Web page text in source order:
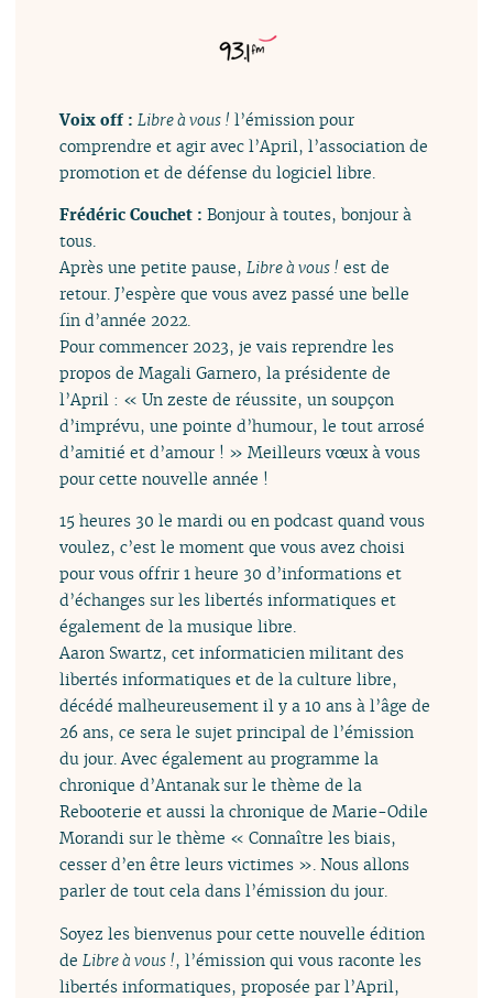
Voix off : Libre à vous ! l’émission pour
comprendre et agir avec l’April, l’association de
promotion et de défense du logiciel libre.
Frédéric Couchet :Bonjour à toutes, bonjour à
tous.
Après une petite pause,Libre à vous ! est de
retour. J’espère que vous avez passé une belle
fin d’année 2022.
Pour commencer 2023, je vais reprendre les
propos de Magali Garnero, la présidente de
l’April : « Un zeste de réussite, un soupçon
d’imprévu, une pointe d’humour, le tout arrosé
d’amitié et d’amour ! » Meilleurs vœux à vous
pour cette nouvelle année !
15 heures 30 le mardi ou en podcast quand vous
voulez, c’est le moment que vous avez choisi
pour vous offrir 1 heure 30 d’informations et
d’échanges sur les libertés informatiques et
également de la musique libre.
Aaron Swartz, cet informaticien militant des
libertés informatiques et de la culture libre,
décédé malheureusement il y a 10 ans à l’âge de
26 ans, ce sera le sujet principal de l’émission
du jour. Avec également au programme la
chronique d’Antanak sur le thème de la
Rebooterie et aussi la chronique de Marie-Odile
Morandi sur le thème « Connaître les biais,
cesser d’en être leurs victimes ». Nous allons
parler de tout cela dans l’émission du jour.
Soyez les bienvenus pour cette nouvelle édition
de Libre à vous !, l’émission qui vous raconte les
libertés informatiques, proposée par l’April,